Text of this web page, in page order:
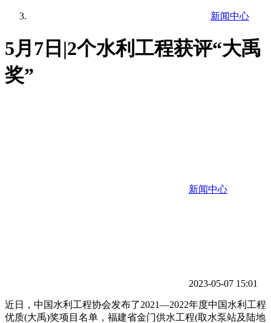
新闻中心
5月7日|2个水利工程获评“大禹
奖”
新闻中心
2023-05-07 15:01
近日，中国水利工程协会发布了2021—2022年度中国水利工程
优质(大禹)奖项目名单，福建省金门供水工程(取水泵站及陆地